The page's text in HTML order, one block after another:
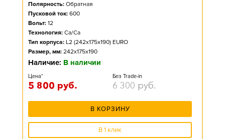
Полярность: Обратная
Пусковой ток: 600
Вольт: 12
Технология: Ca/Ca
Тип корпуса: L2 (242x175x190) EURO
Размер, мм: 242x175x190
Наличие: В наличии
Цена*
5 800 руб.
Без Trade-in
6 300 руб.
В КОРЗИНУ
В 1 клик